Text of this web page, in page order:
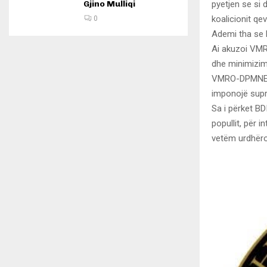
pyetjen se si
koalicionit
Ademi tha se
Ai akuzoi
dhe
VMRO-
imponojë
Sa i përket
popullit, për
vetëm
Gjino Mulliqi
0